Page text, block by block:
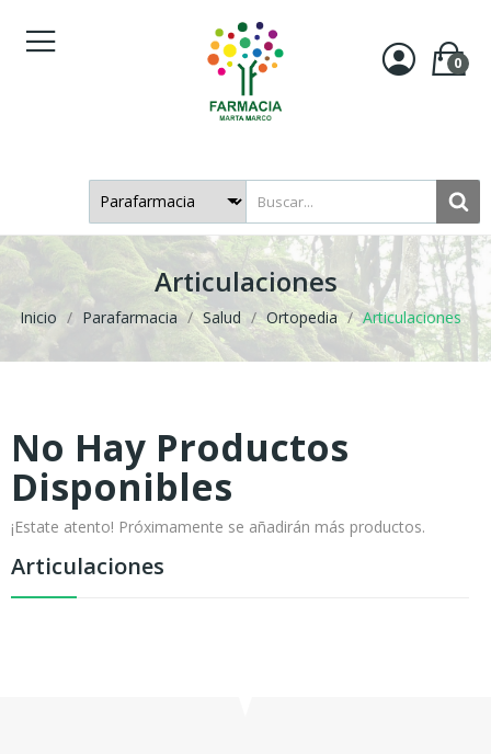
0
Articulaciones
Inicio Parafarmacia Salud Ortopedia Articulaciones
Articulaciones
No Hay Productos
Disponibles
¡Estate atento! Próximamente se añadirán más productos.